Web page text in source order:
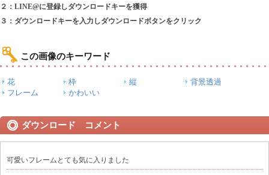
２：LINE@に登録しダウンロードキーを獲得
３：ダウンロードキーを入力しダウンロードボタンをクリック
この画像のキーワード
花 枠 縦
背景透過
フレーム
かわいい
ダウンロード コメント
可愛いフレームとても気に入りました